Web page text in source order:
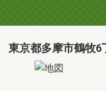
東京都多摩市鶴牧6